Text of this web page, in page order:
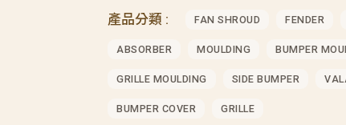
產品分類 : FAN SHROUD FENDER
ABSORBER MOULDING BUMPER
GRILLE MOULDING SIDE BUMPER
BUMPER COVER GRILLE